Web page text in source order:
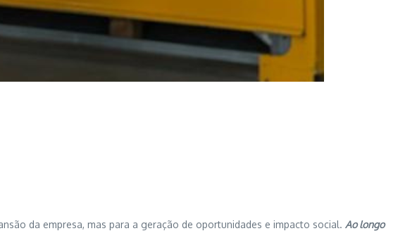
da empresa, mas para a geração de oportunidades e impacto social. Ao longo